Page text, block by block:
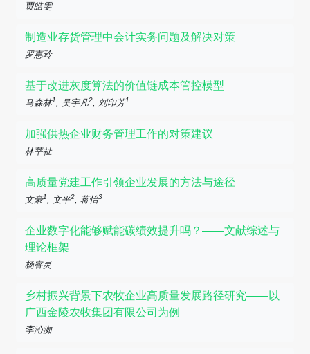
贾皓雯
制造业存货管理中会计实务问题及解决对策
罗惠玲
基于改进灰度算法的价值链成本管控模型
马森林1, 吴宇凡2, 刘印芳1
加强供热企业财务管理工作的对策建议
林莘祉
高质量党建工作引领企业发展的方法与途径
文豪1, 文平2, 蒋怡3
企业数字化能够赋能碳绩效提升吗？——文献综述与
理论框架
杨睿灵
乡村振兴背景下农牧企业高质量发展路径研究——以
广西金陵农牧集团有限公司为例
李沁洳